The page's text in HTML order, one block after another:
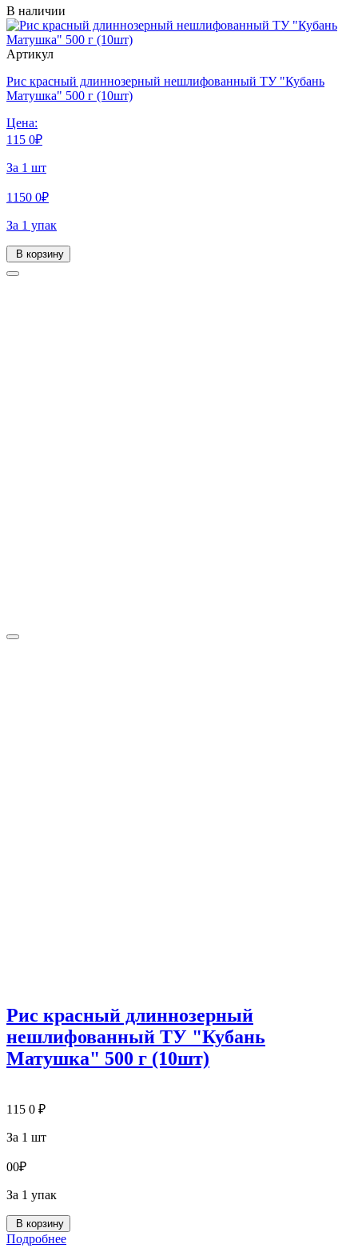
В наличии
Артикул
Рис красный длиннозерный нешлифованный ТУ "Кубань
Матушка" 500 г (10шт)
Цена:
115 0₽
За 1 шт
1150 0₽
За 1 упак
В корзину
Рис красный длиннозерный
нешлифованный ТУ "Кубань
Матушка" 500 г (10шт)
115 0 ₽
За 1 шт
00₽
За 1 упак
В корзину
Подробнее